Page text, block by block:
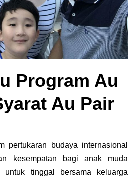
Program Au
Au Pair
pertukaran budaya internasional
kesempatan bagi anak muda
untuk tinggal bersama keluarga